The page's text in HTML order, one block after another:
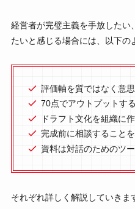
経営者が完璧主義を手放したい
たいと感じる場合には、以下の
評価軸を質ではなく意
70点でアウトプットす
ドラフト文化を組織に
完成前に相談すること
資料は対話のためのツ
それぞれ詳しく解説していきま